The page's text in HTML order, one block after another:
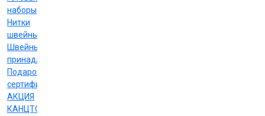
наборы
Нитки
швейные
Швейные
принадлежности
Подарочные
сертификаты
АКЦИЯ
КАНЦТОВАРЫ